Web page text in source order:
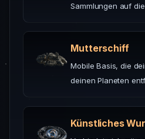
Sammlungen auf
Mutterschiff
Mobile Basis, die
deinen Planeten
Künstliches